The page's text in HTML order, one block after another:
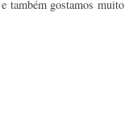
também gostamos muito